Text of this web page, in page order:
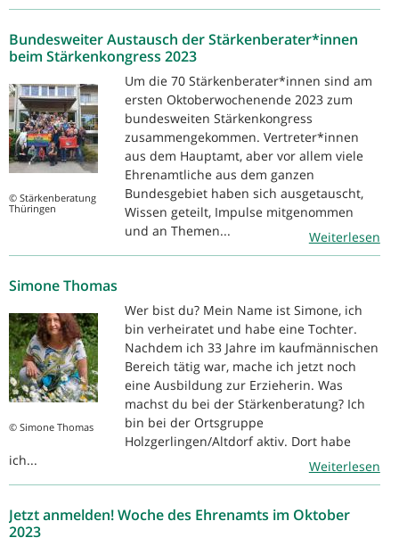
Bundesweiter Austausch der Stärkenberater*innen
beim Stärkenkongress 2023
© Stärkenberatung
Thüringen
Um die 70 Stärkenberater*innen sind am
ersten Oktoberwochenende 2023 zum
bundesweiten Stärkenkongress
zusammengekommen. Vertreter*innen
aus dem Hauptamt, aber vor allem viele
Ehrenamtliche aus dem ganzen
Bundesgebiet haben sich ausgetauscht,
Wissen geteilt, Impulse mitgenommen
und an Themen...
Weiterlesen
Simone Thomas
© Simone Thomas
Wer bist du? Mein Name ist Simone, ich
bin verheiratet und habe eine Tochter.
Nachdem ich 33 Jahre im kaufmännischen
Bereich tätig war, mache ich jetzt noch
eine Ausbildung zur Erzieherin. Was
machst du bei der Stärkenberatung? Ich
bin bei der Ortsgruppe
Holzgerlingen/Altdorf aktiv. Dort habe
ich...
Weiterlesen
Jetzt anmelden! Woche des Ehrenamts im Oktober
2023